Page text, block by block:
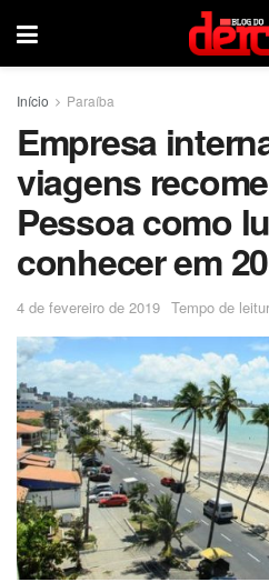
Início Paraíba
Empresa
viagens
Pessoa como
conhecer em
4 de fevereiro de 2019 Tempo de